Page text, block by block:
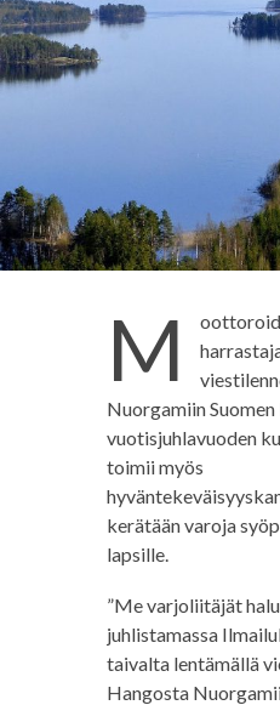
M
Nuorgamiin
vuotisjuhlavuoden
toimii myös
kerätään varoja
lapsille.
”Me varjoliitäjät
juhlistamassa
taivalta lentämällä
Hangosta